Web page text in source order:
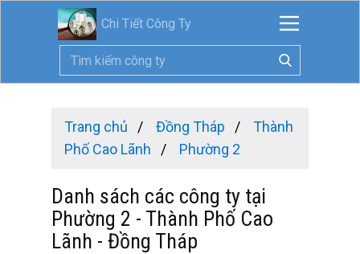
Chi Tiết Công Ty
Trang chủ Đồng Tháp
Thành
Phố Cao Lãnh
Phường 2
Danh sách các công ty tại
Phường 2 - Thành Phố Cao
Lãnh - Đồng Tháp